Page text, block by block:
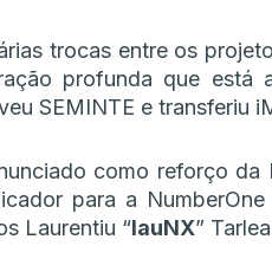
trocas entre os
profunda que está
SEMINTE e transferiu
como reforço da
para a
Laurentiu “lauNX”